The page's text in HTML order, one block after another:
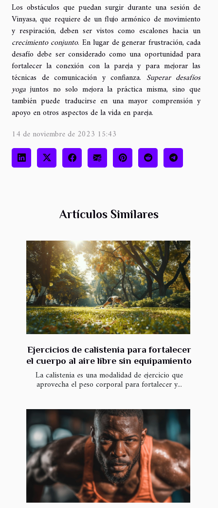
Los obstáculos que puedan surgir durante una sesión de
Vinyasa, que requiere de un flujo armónico de movimiento
y respiración, deben ser vistos como escalones hacia un
crecimiento conjunto. En lugar de generar frustración, cada
desafío debe ser considerado como una oportunidad para
fortalecer la conexión con la pareja y para mejorar las
técnicas de comunicación y confianza. Superar desafíos
yoga juntos no solo mejora la práctica misma, sino que
también puede traducirse en una mayor comprensión y
apoyo en otros aspectos de la vida en pareja.
14 de noviembre de 2023 15:43
Artículos Similares
Ejercicios de calistenia para fortalecer
el cuerpo al aire libre sin equipamiento
La calistenia es una modalidad de ejercicio que
aprovecha el peso corporal para fortalecer y...